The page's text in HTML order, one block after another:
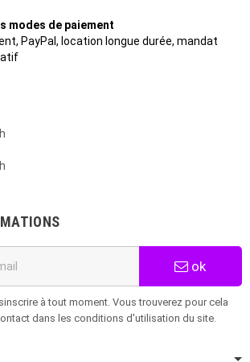
modes de paiement
PayPal, location longue durée, mandat
ok
à tout moment. Vous trouverez pour cela
dans les conditions d'utilisation du site.